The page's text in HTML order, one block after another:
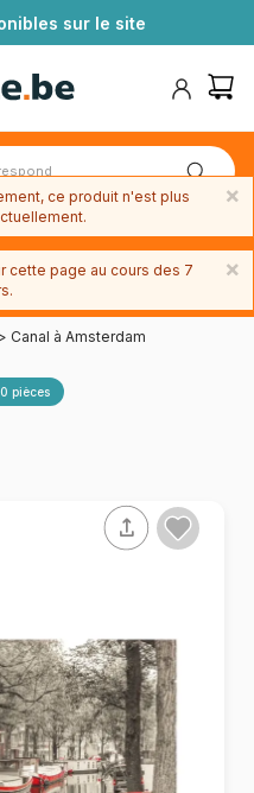
sur le site
Paiement en 4x sans frais
avec Paypal
> Canal à Amsterdam
pièces
×
ce produit n'est plus
×
cette page au cours des 7